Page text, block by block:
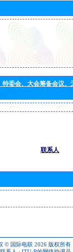
委会、大会筹备会议
联系人
© 国际电联 2026 版权所有